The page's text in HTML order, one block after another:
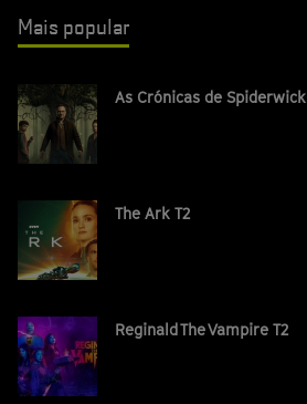
Mais popular
As Crónicas de Spiderwick
The Ark T2
Reginald The Vampire T2